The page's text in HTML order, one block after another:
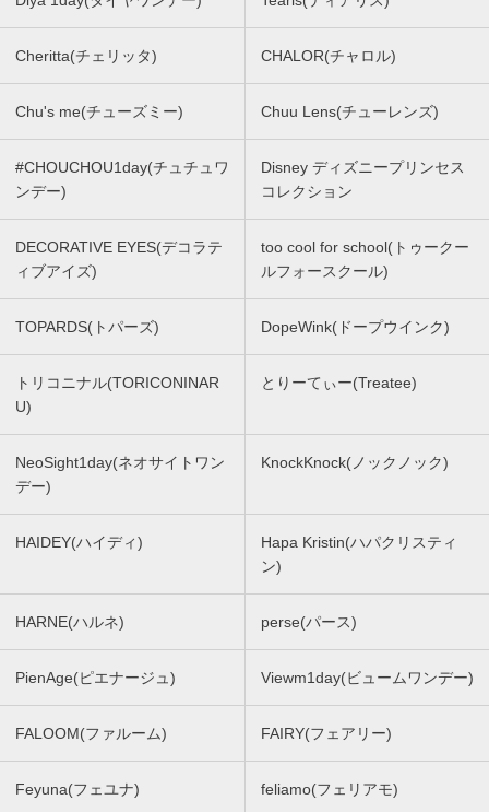
Cheritta(チェリッタ) CHALOR(チャロル)
Chu's me(チューズミー) Chuu Lens(チューレンズ)
#CHOUCHOU1day(チュチュワ
ンデー)
Disney ディズニープリンセス
コレクション
DECORATIVE EYES(デコラテ
ィブアイズ)
too cool for school(トゥークー
ルフォースクール)
TOPARDS(トパーズ) DopeWink(ドープウインク)
トリコニナル(TORICONINAR
U)
とりーてぃー(Treatee)
NeoSight1day(ネオサイトワン
デー)
KnockKnock(ノックノック)
HAIDEY(ハイディ)
Hapa Kristin(ハパクリスティ
ン)
HARNE(ハルネ) perse(パース)
PienAge(ピエナージュ) Viewm1day(ビュームワンデー)
FALOOM(ファルーム) FAIRY(フェアリー)
Feyuna(フェユナ) feliamo(フェリアモ)